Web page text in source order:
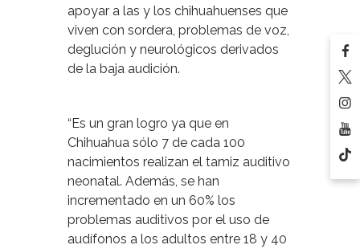
apoyar a las y los chihuahuenses que
viven con sordera, problemas de voz,
deglución y neurológicos derivados
de la baja audición.
“Es un gran logro ya que en
Chihuahua sólo 7 de cada 100
nacimientos realizan el tamiz auditivo
neonatal. Además, se han
incrementado en un 60% los
problemas auditivos por el uso de
audífonos a los adultos entre 18 y 40